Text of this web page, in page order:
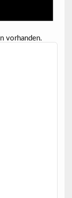
vorhanden.